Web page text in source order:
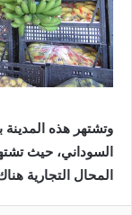
وتشتهر هذه
السوداني، حيث
المحال التجارية